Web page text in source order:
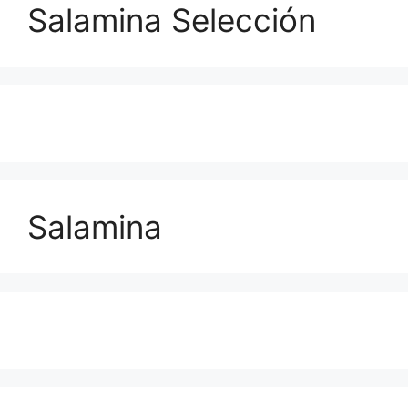
Salamina Selección
Salamina